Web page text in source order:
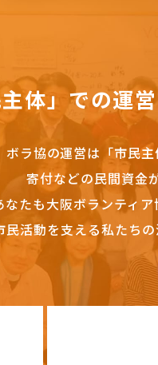
主体」での運
ボラ協の運営は「市民主
寄付などの民間資金
なたも大阪ボランティ
活動を支える私たち